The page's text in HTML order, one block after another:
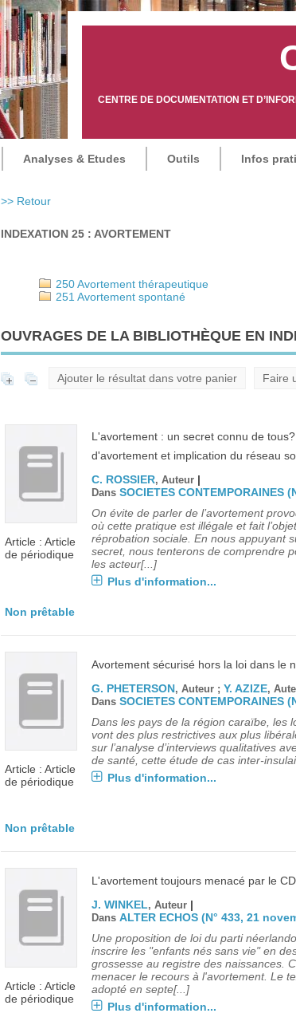
CENTRE DE DOCUMENTATION ET
Analyses & Etudes Outils Infos
>> Retour
INDEXATION 25 : AVORTEMENT
250 Avortement thérapeutique
251 Avortement spontané
OUVRAGES DE LA BIBLIOTHÈQUE EN
Ajouter le résultat dans votre panier Faire
Article : Article
de périodique
L'avortement : un secret connu de
d'avortement et implication du réseau
C. ROSSIER, Auteur |
Dans SOCIETES CONTEMPORAINES
On évite de parler de l’avortement
où cette pratique est illégale et fait
réprobation sociale. En nous appuyant
secret, nous tenterons de comprendre
les acteur[...]
Plus d'information...
Non prêtable
Article : Article
de périodique
Avortement sécurisé hors la loi dans le
G. PHETERSON, Auteur ; Y. AZIZE,
Dans SOCIETES CONTEMPORAINES
Dans les pays de la région caraïbe, les
vont des plus restrictives aux plus
sur l’analyse d’interviews qualitatives
de santé, cette étude de cas inter-
Plus d'information...
Non prêtable
Article : Article
de périodique
L'avortement toujours menacé par le
J. WINKEL, Auteur |
Dans ALTER ECHOS (N° 433, 21
Une proposition de loi du parti
inscrire les "enfants nés sans vie" en
grossesse au registre des naissances.
menacer le recours à l'avortement. Le
adopté en septe[...]
Plus d'information...